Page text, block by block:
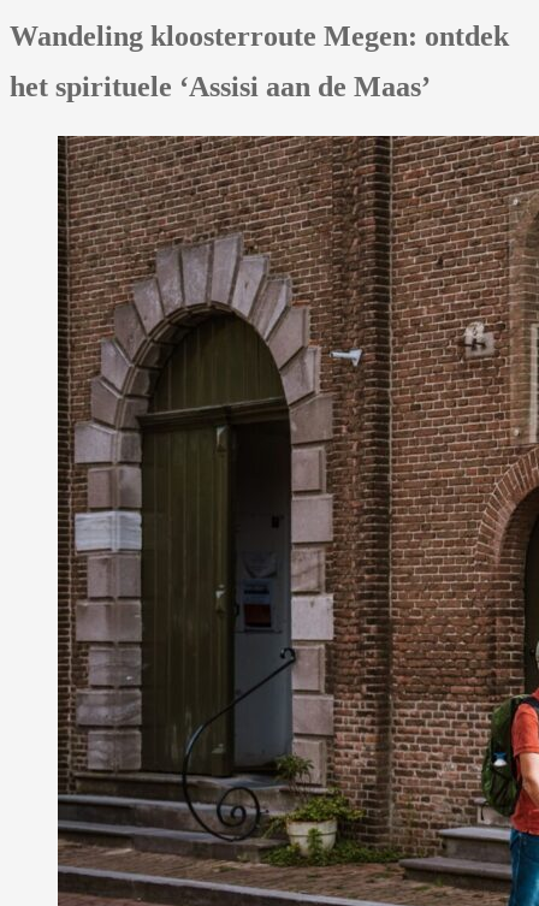
Wandeling kloosterroute Megen: ontdek
het spirituele ‘Assisi aan de Maas’